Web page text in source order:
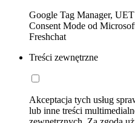
Google Tag Manager,
Consent Mode od
Freshchat
Treści zewnętrzne
Akceptacja tych usług
lub inne treści